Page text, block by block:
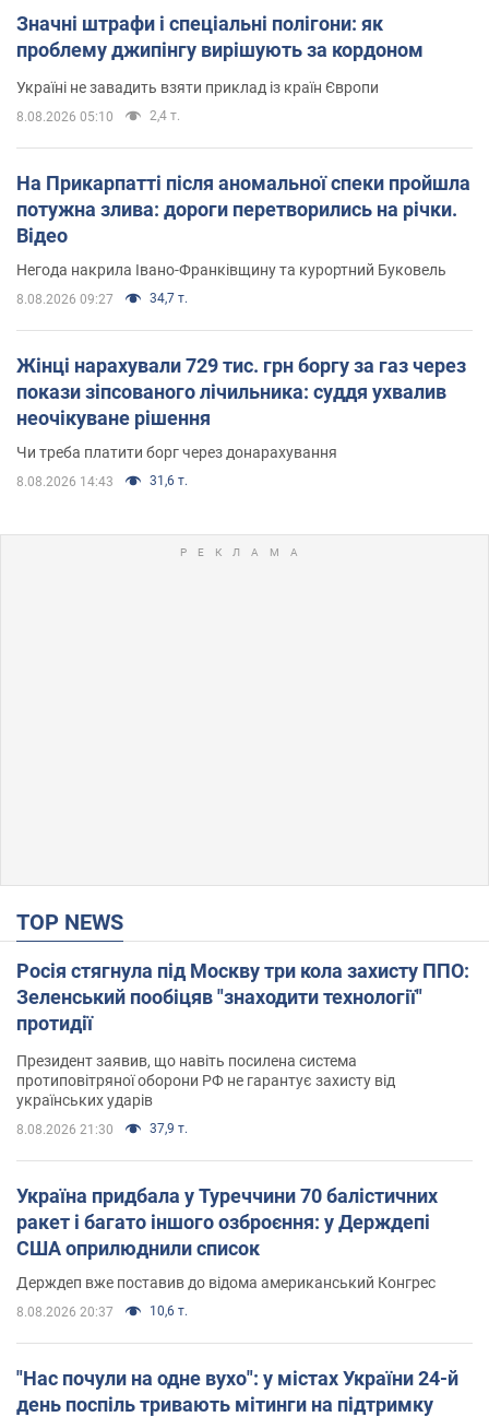
Значні штрафи і спеціальні полігони: як
проблему джипінгу вирішують за кордоном
Україні не завадить взяти приклад із країн Європи
8.08.2026 05:10 2,4 т.
На Прикарпатті після аномальної спеки пройшла
потужна злива: дороги перетворились на річки.
Відео
Негода накрила Івано-Франківщину та курортний Буковель
8.08.2026 09:27 34,7 т.
Жінці нарахували 729 тис. грн боргу за газ через
покази зіпсованого лічильника: суддя ухвалив
неочікуване рішення
Чи треба платити борг через донарахування
8.08.2026 14:43 31,6 т.
TOP NEWS
Росія стягнула під Москву три кола захисту ППО:
Зеленський пообіцяв "знаходити технології"
протидії
Президент заявив, що навіть посилена система
протиповітряної оборони РФ не гарантує захисту від
українських ударів
8.08.2026 21:30 37,9 т.
Україна придбала у Туреччини 70 балістичних
ракет і багато іншого озброєння: у Держдепі
США оприлюднили список
Держдеп вже поставив до відома американський Конгрес
8.08.2026 20:37 10,6 т.
"Нас почули на одне вухо": у містах України 24-й
день поспіль тривають мітинги на підтримку